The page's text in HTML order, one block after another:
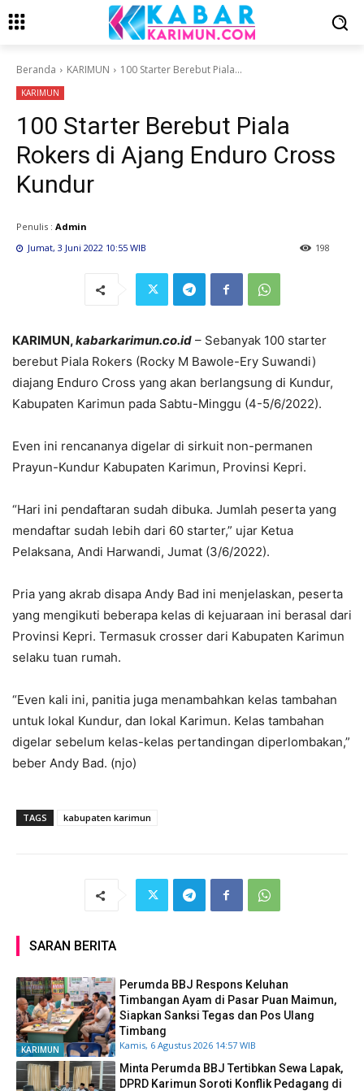
Beranda KARIMUN 100 Starter Berebut Piala...
KARIMUN
100 Starter Berebut Piala
Rokers di Ajang Enduro Cross
Kundur
Penulis : Admin
Jumat, 3 Juni 2022 10:55 WIB
198
KARIMUN,kabarkarimun.co.id – Sebanyak 100 starter
berebut Piala Rokers (Rocky M Bawole-Ery Suwandi)
diajang Enduro Cross yang akan berlangsung di Kundur,
Kabupaten Karimun pada Sabtu-Minggu (4-5/6/2022).
Even ini rencananya digelar di sirkuit non-permanen
Prayun-Kundur Kabupaten Karimun, Provinsi Kepri.
“Hari ini pendaftaran sudah dibuka. Jumlah peserta yang
mendaftar sudah lebih dari 60 starter,” ujar Ketua
Pelaksana, Andi Harwandi, Jumat (3/6/2022).
Pria yang akrab disapa Andy Bad ini menjelaskan, peserta
yang mengikuti beberapa kelas di kejuaraan ini berasal dari
Provinsi Kepri. Termasuk crosser dari Kabupaten Karimun
selaku tuan rumah.
“Even kali ini, panitia juga menambahkan kelas tambahan
untuk lokal Kundur, dan lokal Karimun. Kelas tambahan
digelar sebelum kelas-kelas pertandingan diperlombakan,”
beber Andy Bad. (njo)
TAGS kabupaten karimun
SARAN BERITA
KARIMUN
Perumda BBJ Respons Keluhan
Timbangan Ayam di Pasar Puan Maimun,
Siapkan Sanksi Tegas dan Pos Ulang
Timbang
Kamis, 6 Agustus 2026 14:57 WIB
Minta Perumda BBJ Tertibkan Sewa Lapak,
DPRD Karimun Soroti Konflik Pedagang di